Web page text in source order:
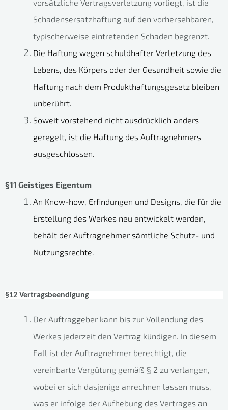
vorsätzliche Vertragsverletzung vorliegt, ist die
Schadensersatzhaftung auf den vorhersehbaren,
typischerweise eintretenden Schaden begrenzt.
Die Haftung wegen schuldhafter Verletzung des
Lebens, des Körpers oder der Gesundheit sowie die
Haftung nach dem Produkthaftungsgesetz bleiben
unberührt.
Soweit vorstehend nicht ausdrücklich anders
geregelt, ist die Haftung des Auftragnehmers
ausgeschlossen.
§11 Geistiges Eigentum
An Know-how, Erfindungen und Designs, die für die
Erstellung des Werkes neu entwickelt werden,
behält der Auftragnehmer sämtliche Schutz- und
Nutzungsrechte.
§12 Vertragsbeendigung
Der Auftraggeber kann bis zur Vollendung des
Werkes jederzeit den Vertrag kündigen. In diesem
Fall ist der Auftragnehmer berechtigt, die
vereinbarte Vergütung gemäß § 2 zu verlangen,
wobei er sich dasjenige anrechnen lassen muss,
was er infolge der Aufhebung des Vertrages an